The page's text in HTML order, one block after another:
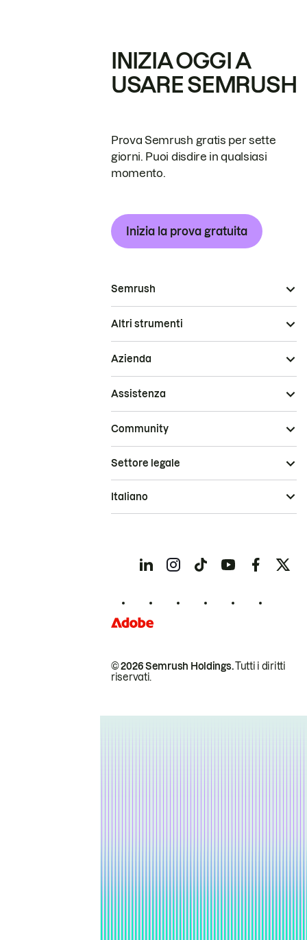
INIZIA OGGI A
USARE SEMRUSH
Prova Semrush gratis per sette
giorni. Puoi disdire in qualsiasi
momento.
Inizia la prova gratuita
Semrush
Altri strumenti
Azienda
Assistenza
Community
© 2026 Semrush Holdings.Tutti i diritti
riservati.
Settore legale
Italiano